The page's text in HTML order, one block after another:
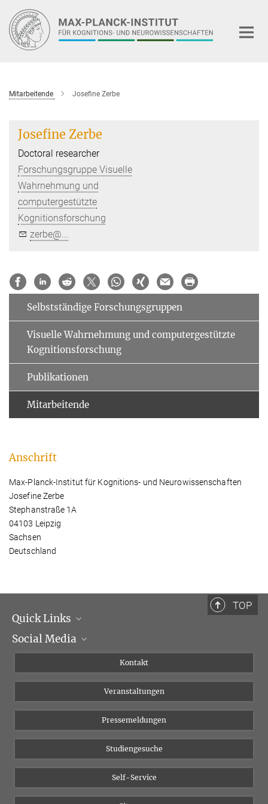
Hauptinhalt
Mitarbeitende Josefine Zerbe
Josefine Zerbe
Doctoral researcher
Forschungsgruppe Visuelle
Wahrnehmung und
computergestützte
Kognitionsforschung
zerbe@...
Selbstständige Forschungsgruppen
Visuelle Wahrnehmung und computergestützte
Kognitionsforschung
Publikationen
Mitarbeitende
Anschrift
Max-Planck-Institut für Kognitions- und Neurowissenschaften
Josefine Zerbe
Stephanstraße 1A
04103 Leipzig
Sachsen
Deutschland
TOP
Quick Links
Institutsleitung
Social Media
YouTube
Kontakt
Veranstaltungen
Pressemeldungen
Studiengesuche
Self-Service